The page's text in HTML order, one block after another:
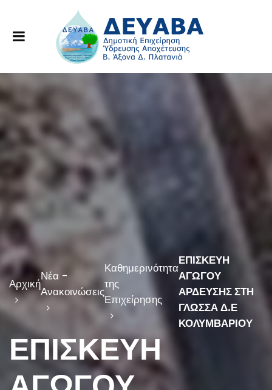
Αρχική
Νέα -
Ανακοινώσεις
Καθημερινότητα
της
Επιχείρησης
ΕΠΙΣΚΕΥΗ
ΑΓΩΓΟΥ
ΑΡΔΕΥΣΗΣ ΣΤΗ
ΓΛΩΣΣΑ Δ.Ε
ΚΟΛΥΜΒΑΡΙΟΥ
ΕΠΙΣΚΕΥΗ